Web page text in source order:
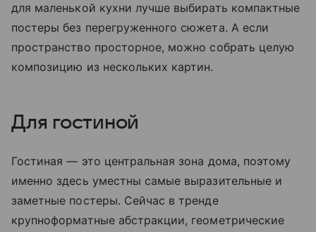
для маленькой кухни лучше выбирать компактные
постеры без перегруженного сюжета. А если
пространство просторное, можно собрать целую
композицию из нескольких картин.
Для гостиной
Гостиная — это центральная зона дома, поэтому
именно здесь уместны самые выразительные и
заметные постеры. Сейчас в тренде
крупноформатные абстракции, геометрические